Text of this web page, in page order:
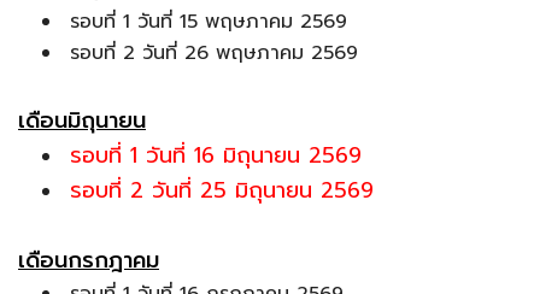
รอบที่ 1 วันที่ 15 พฤษภาคม 2569
รอบที่ 2 วันที่ 26 พฤษภาคม 2569
เดือนมิถุนายน
รอบที่ 1 วันที่ 16 มิถุนายน 2569
รอบที่ 2 วันที่ 25 มิถุนายน 2569
เดือนกรกฎาคม